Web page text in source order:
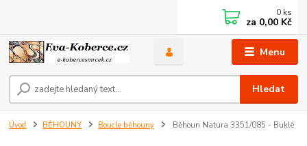
Menu
Hledat
0 ks
za 0,00 Kč
Úvod BĚHOUNY Boucle běhouny Běhoun Natura 3351/085 - Buklé